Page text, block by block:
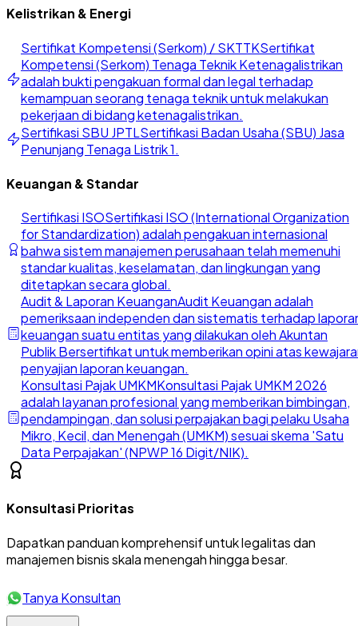
Kelistrikan & Energi
Sertifikat Kompetensi (Serkom) / SKTTKSertifikat
Kompetensi (Serkom) Tenaga Teknik Ketenagalistrikan
adalah bukti pengakuan formal dan legal terhadap
kemampuan seorang tenaga teknik untuk melakukan
pekerjaan di bidang ketenagalistrikan.
Sertifikasi SBU JPTLSertifikasi Badan Usaha (SBU) Jasa
Penunjang Tenaga Listrik 1.
Keuangan & Standar
Sertifikasi ISOSertifikasi ISO (International Organization
for Standardization) adalah pengakuan internasional
bahwa sistem manajemen perusahaan telah memenuhi
standar kualitas, keselamatan, dan lingkungan yang
ditetapkan secara global.
Audit & Laporan KeuanganAudit Keuangan adalah
pemeriksaan independen dan sistematis terhadap
keuangan suatu entitas yang dilakukan oleh Akuntan
Publik Bersertifikat untuk memberikan opini atas
penyajian laporan keuangan.
Konsultasi Pajak UMKMKonsultasi Pajak UMKM 2026
adalah layanan profesional yang memberikan bimbingan,
pendampingan, dan solusi perpajakan bagi pelaku Usaha
Mikro, Kecil, dan Menengah (UMKM) sesuai skema 'Satu
Data Perpajakan' (NPWP 16 Digit/NIK).
Konsultasi Prioritas
Dapatkan panduan komprehensif untuk legalitas dan
manajemen bisnis skala menengah hingga besar.
Tanya Konsultan